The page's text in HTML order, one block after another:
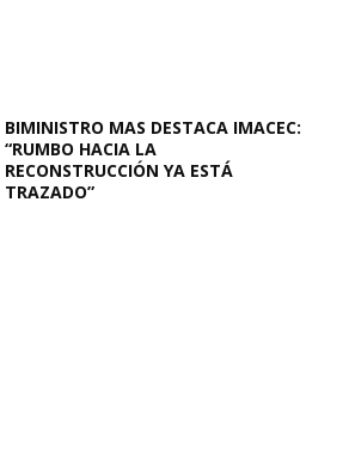
BIMINISTRO MAS DESTACA IMACEC:
“RUMBO HACIA LA
RECONSTRUCCIÓN YA ESTÁ
TRAZADO”